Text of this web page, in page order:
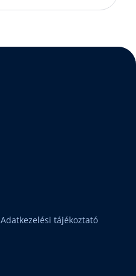
Adatkezelési tájékoztató